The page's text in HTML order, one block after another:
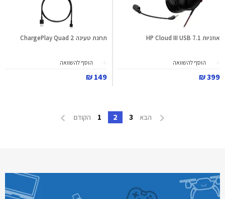
אוזניות HP Cloud III USB 7.1
הוסף להשוואה
399 ₪
תחנת טעינה ChargePlay Quad 2
הוסף להשוואה
149 ₪
הבא 3
2
1 הקודם